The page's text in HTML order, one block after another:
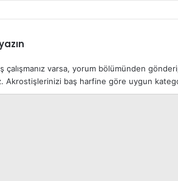
çalışmanız varsa, yorum bölümünden
Akrostişlerinizi baş harfine göre uygun